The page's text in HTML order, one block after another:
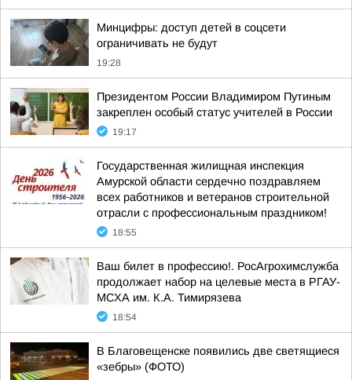
Минцифры: доступ детей в соцсети
ограничивать не будут
19:28
Президентом России Владимиром Путиным
закреплен особый статус учителей в России
19:17
Государственная жилищная инспекция
Амурской области сердечно поздравляем
всех работников и ветеранов строительной
отрасли с профессиональным праздником!
18:55
Ваш билет в профессию!. РосАгрохимслужба
продолжает набор на целевые места в РГАУ-
МСХА им. К.А. Тимирязева
18:54
В Благовещенске появились две светящиеся
«зебры» (ФОТО)